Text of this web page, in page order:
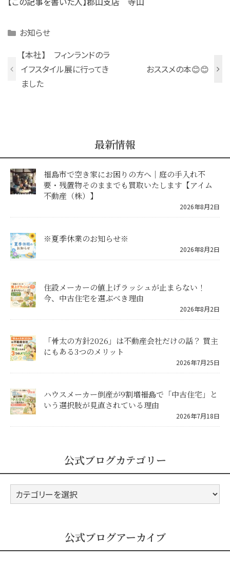
Categories
お知らせ
【本社】 フィンランドのラ
イフスタイル展に行ってき
ました
おススメの本😊😊
最新情報
福島市で空き家にお困りの方へ｜庭の手入れ不
要・残置物そのままでも買取いたします【アイム
不動産（株）】
2026年8月2日
※夏季休業のお知らせ※
2026年8月2日
住設メーカーの値上げラッシュが止まらない！
今、中古住宅を選ぶべき理由
2026年8月2日
「骨太の方針2026」は不動産会社だけの話？ 買主
にもある3つのメリット
2026年7月25日
ハウスメーカー倒産が9割増――福島で「中古住宅」と
いう選択肢が見直されている理由
2026年7月18日
公式ブログカテゴリー
公
式
公式ブログアーカイブ